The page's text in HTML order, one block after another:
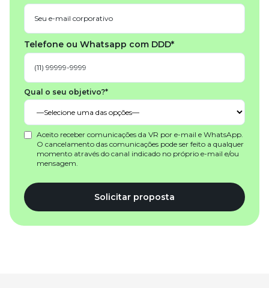
Telefone ou Whatsapp com DDD*
Qual o seu objetivo?*
Aceito receber comunicações da VR por e-mail e WhatsApp.
O cancelamento das comunicações pode ser feito a qualquer
momento através do canal indicado no próprio e-mail e/ou
mensagem.
Solicitar proposta